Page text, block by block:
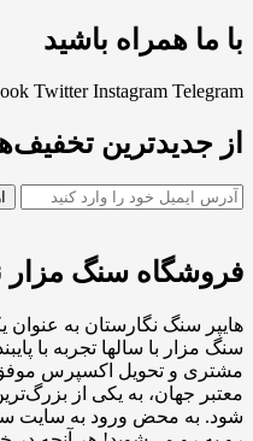
با ما همراه باشید
Twitter Instagram Telegram
از جدیدترین
فروشگاه سنگ مزار
هایپر سنگ نگارستان به
سنگ مزار با سالها تجربه با
مشتری و تحویل اکسپرس
معتبر جهان، به یکی از
شود. به محض ورود به سایت